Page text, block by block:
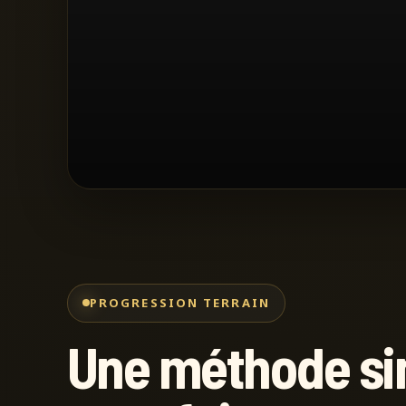
PROGRESSION TERRAIN
Une méthode